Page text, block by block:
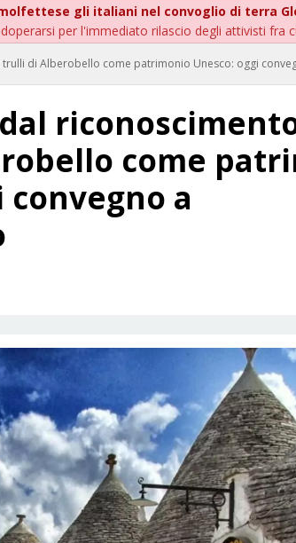
gli italiani nel convoglio di terra
per l'immediato rilascio degli attivisti fra
di Alberobello come patrimonio Unesco: oggi
come
convegno a